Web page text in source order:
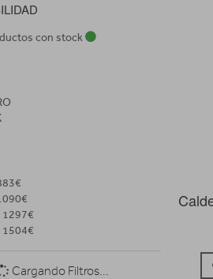
con stock
Cargando Filtros...